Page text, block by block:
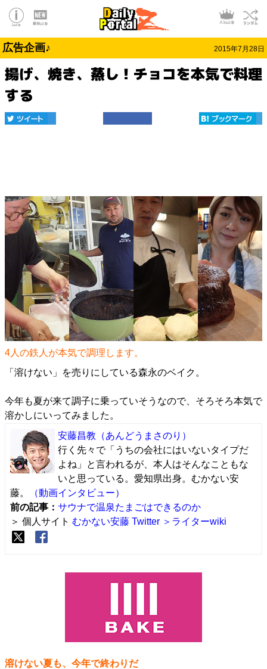
広告企画♪ 2015年7月28日
揚げ、焼き、蒸し！チョコを本気で料理
する
4人の鉄人が本気で調理します。
「溶けない」を売りにしている森永のベイク。
今年も夏が来て調子に乗っていそうなので、そろそろ本気で
溶かしにいってみました。
安藤昌教 （あんどうまさのり）
行く先々で「うちの会社にはいないタイプだ
よね」と言われるが、本人はそんなこともな
いと思っている。愛知県出身。むかない安
藤。
（動画インタビュー）
前の記事： サウナで温泉たまごはできるのか
＞ 個人サイト むかない安藤 Twitter ＞ライターwiki
溶けない夏も、今年で終わりだ